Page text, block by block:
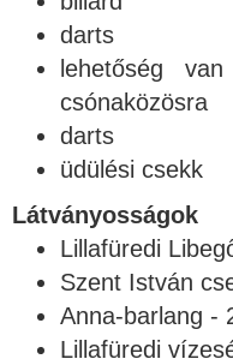
darts
lehetőség
csónaközösra
darts
üdülési csekk
Látványosságok
Lillafüredi
Szent István
Anna-barlang -
Lillafüredi